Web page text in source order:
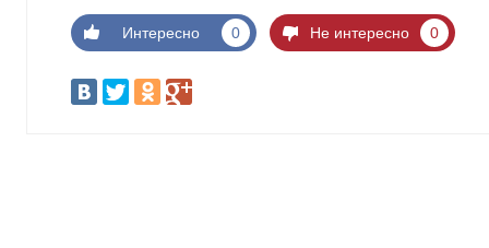
Интересно 0 Не интересно 0